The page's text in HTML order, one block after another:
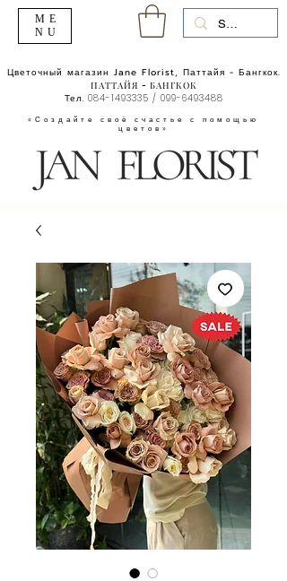
«Создайте своё счастье с помощью
цветов»
Цветочный магазин Jane Florist, Паттайя - Бангкок.
ПАТТАЙЯ - БАНГКОК
Тел. 084-1493335 / 099-6493488
ME
NU